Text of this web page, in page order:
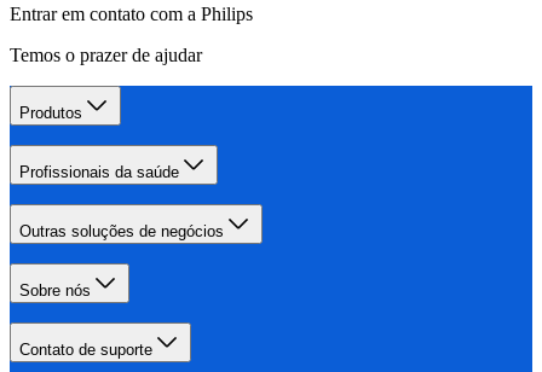
Entrar em contato com a Philips
Temos o prazer de ajudar
Produtos
Profissionais da saúde
Outras soluções de negócios
Sobre nós
Contato de suporte